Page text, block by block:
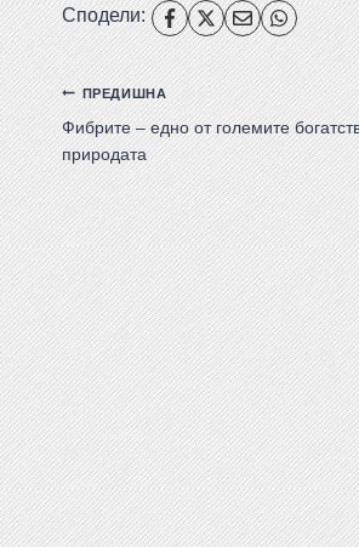
Сподели:
ПРЕДИШНА
Фибрите – едно от големите
природата